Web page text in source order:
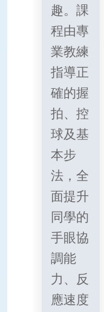
趣。課
程由專
業教練
指導正
確的握
拍、控
球及基
本步
法，全
面提升
同學的
手眼協
調能
力、反
應速度